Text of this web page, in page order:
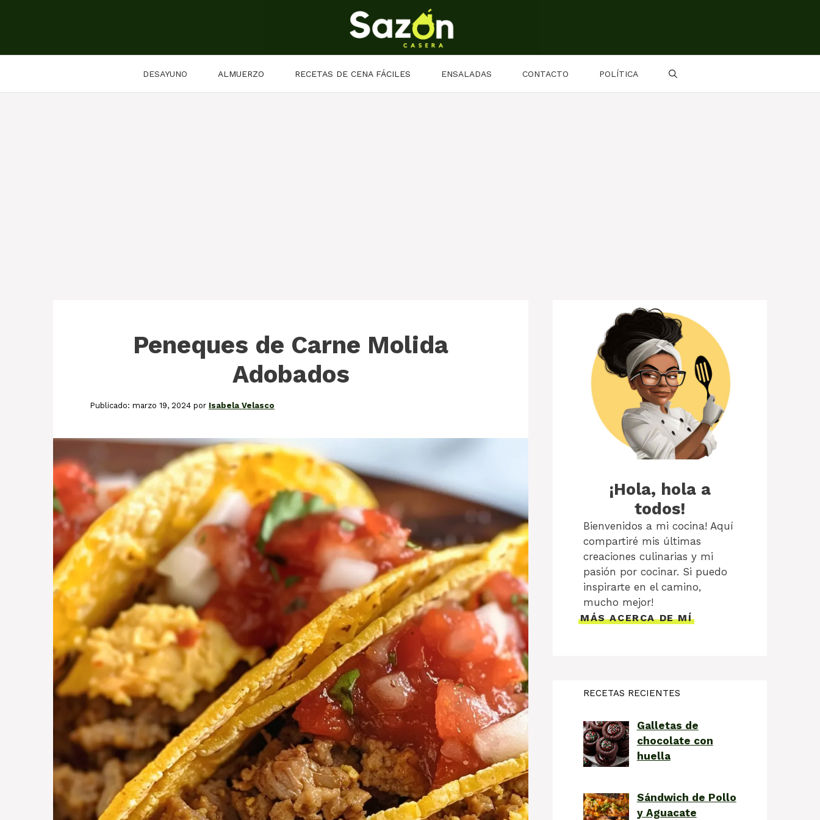
DESAYUNO ALMUERZO RECETAS DE CENA FÁCILES ENSALADAS CONTACTO POLÍTICA
Peneques de Carne Molida
Adobados
marzo 19, 2024 por Isabela Velasco
¡Hola, hola a
todos!
Bienvenidos a mi cocina! Aquí
compartiré mis últimas
creaciones culinarias y mi
pasión por cocinar. Si puedo
inspirarte en el camino,
mucho mejor!
MÁS ACERCA DE MÍ
RECETAS RECIENTES
Galletas de
chocolate con
huella
Sándwich de Pollo
y Aguacate